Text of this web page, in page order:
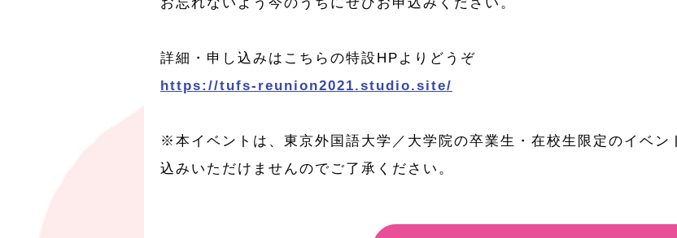
詳細・申し込みはこちらの特設HPよりどうぞ
https://tufs-reunion2021.studio.site/
※本イベントは、東京外国語大学／大学院の卒業生・在校生限定のイベン
込みいただけませんのでご了承ください。